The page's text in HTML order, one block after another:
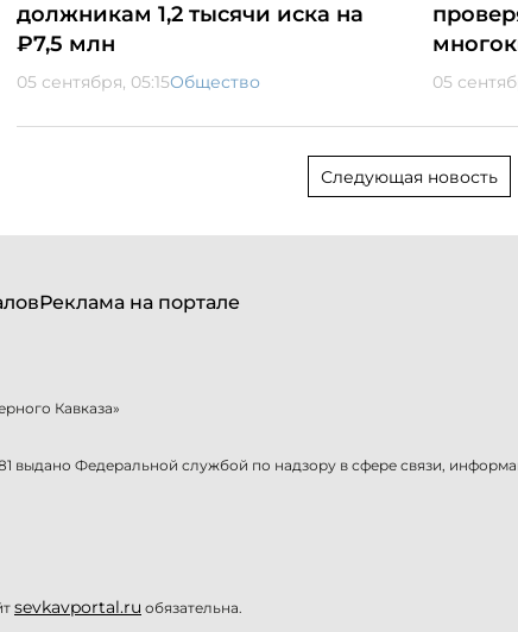
должникам 1,2 тысячи иска на
₽7,5 млн
05 сентября, 05:15Общество 05
Следующая новость
Реклама на портале
Кавказа»
Федеральной службой по надзору в сфере связи,
sevkavportal.ru обязательна.